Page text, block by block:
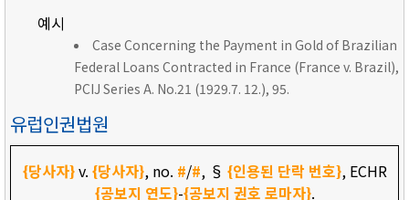
예시
Case Concerning the Payment in Gold of Brazilian
Federal Loans Contracted in France (France v. Brazil),
PCIJ Series A. No.21 (1929.7. 12.), 95.
유럽인권법원
{당사자}v. {당사자}, no. #/#, § {인용된 단락 번호}, ECHR
{공보지 연도}-{공보지 권호 로마자}.